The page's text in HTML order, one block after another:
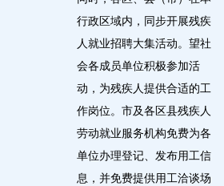
行政区域内，同步开展残疾
人就业招聘大集活动。望社
会各成员单位积极参加活
动，为残疾人提供合适的工
作岗位。市及各区县残疾人
劳动就业服务机构免费为各
单位办理登记、发布用工信
息，并免费提供用工洽谈场